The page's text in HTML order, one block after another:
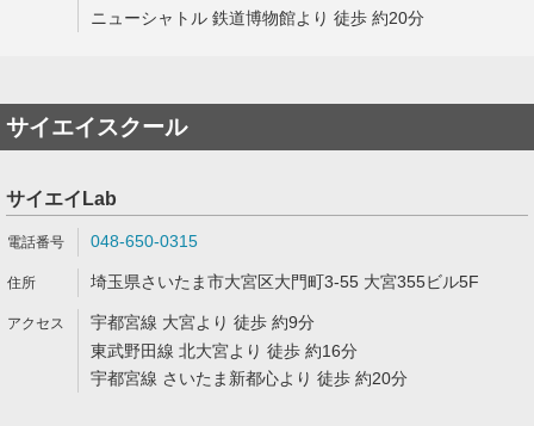
ニューシャトル 鉄道博物館より 徒歩 約20分
サイエイスクール
サイエイLab
048-650-0315
埼玉県さいたま市大宮区大門町3-55 大宮355ビル5F
宇都宮線 大宮より 徒歩 約9分
東武野田線 北大宮より 徒歩 約16分
宇都宮線 さいたま新都心より 徒歩 約20分